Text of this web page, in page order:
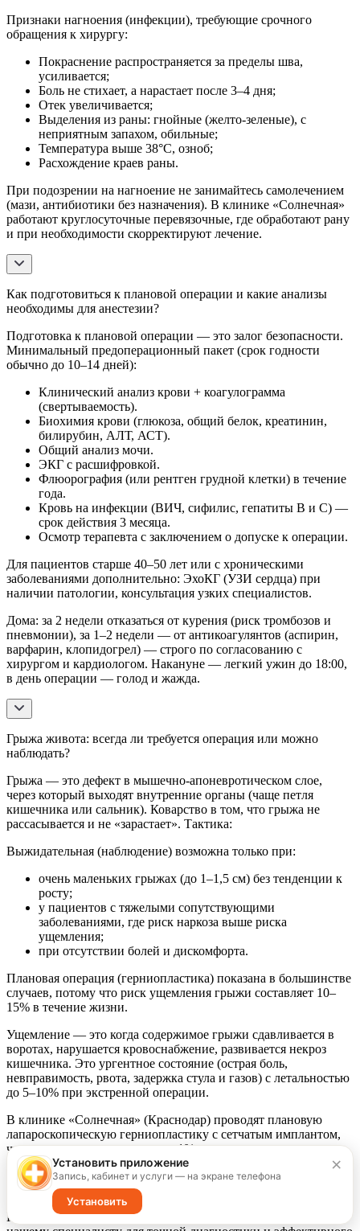
Признаки нагноения (инфекции), требующие срочного
обращения к хирургу:
Покраснение распространяется за пределы шва,
усиливается;
Боль не стихает, а нарастает после 3–4 дня;
Отек увеличивается;
Выделения из раны: гнойные (желто-зеленые), с
неприятным запахом, обильные;
Температура выше 38°С, озноб;
Расхождение краев раны.
При подозрении на нагноение не занимайтесь самолечением
(мази, антибиотики без назначения). В клинике «Солнечная»
работают круглосуточные перевязочные, где обработают рану
и при необходимости скорректируют лечение.
Как подготовиться к плановой операции и какие анализы
необходимы для анестезии?
Подготовка к плановой операции — это залог безопасности.
Минимальный предоперационный пакет (срок годности
обычно до 10–14 дней):
Клинический анализ крови + коагулограмма
(свертываемость).
Биохимия крови (глюкоза, общий белок, креатинин,
билирубин, АЛТ, АСТ).
Общий анализ мочи.
ЭКГ с расшифровкой.
Флюорография (или рентген грудной клетки) в течение
года.
Кровь на инфекции (ВИЧ, сифилис, гепатиты В и С) —
срок действия 3 месяца.
Осмотр терапевта с заключением о допуске к операции.
Для пациентов старше 40–50 лет или с хроническими
заболеваниями дополнительно: ЭхоКГ (УЗИ сердца) при
наличии патологии, консультация узких специалистов.
Дома: за 2 недели отказаться от курения (риск тромбозов и
пневмонии), за 1–2 недели — от антикоагулянтов (аспирин,
варфарин, клопидогрел) — строго по согласованию с
хирургом и кардиологом. Накануне — легкий ужин до 18:00,
в день операции — голод и жажда.
Грыжа живота: всегда ли требуется операция или можно
наблюдать?
Грыжа — это дефект в мышечно-апоневротическом слое,
через который выходят внутренние органы (чаще петля
кишечника или сальник). Коварство в том, что грыжа не
рассасывается и не «зарастает». Тактика:
Выжидательная (наблюдение) возможна только при:
очень маленьких грыжах (до 1–1,5 см) без тенденции к
росту;
у пациентов с тяжелыми сопутствующими
заболеваниями, где риск наркоза выше риска
ущемления;
при отсутствии болей и дискомфорта.
Плановая операция (герниопластика) показана в большинстве
случаев, потому что риск ущемления грыжи составляет 10–
15% в течение жизни.
Ущемление — это когда содержимое грыжи сдавливается в
воротах, нарушается кровоснабжение, развивается некроз
кишечника. Это ургентное состояние (острая боль,
невправимость, рвота, задержка стула и газов) с летальностью
до 5–10% при экстренной операции.
В клинике «Солнечная» (Краснодар) проводят плановую
лапароскопическую герниопластику с сетчатым имплантом,
что снижает риск рецидива до 1%.
Записаться на консультацию к хирургу
Не терпите боль и дискомфорт. Запишитесь на прием к
Установить приложение
Запись, кабинет и услуги — на экране телефона
Установить
×